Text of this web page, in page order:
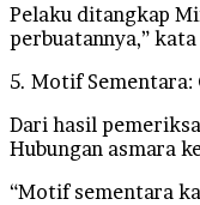
Pelaku ditangkap
perbuatannya,”
5. Motif Sementara:
Dari hasil
Hubungan asmara
“Motif sementara